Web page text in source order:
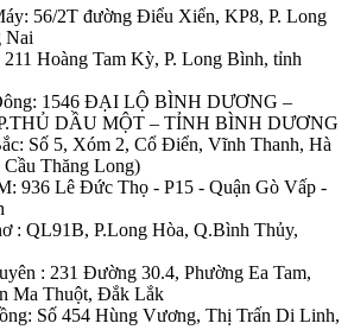
56/2T đường Điểu Xiển, KP8, P. Long
Nai
Hoàng Tam Kỳ, P. Long Bình, tỉnh
1546 ĐẠI LỘ BÌNH DƯƠNG –
DẦU MỘT – TỈNH BÌNH DƯƠNG
Số 5, Xóm 2, Cổ Điển, Vĩnh Thanh, Hà
Thăng Long)
936 Lê Đức Thọ - P15 - Quận Gò Vấp -
: QL91B, P.Long Hòa, Q.Bình Thủy,
: 231 Đường 30.4, Phường Ea Tam,
Ma Thuột, Đắk Lắk
Số 454 Hùng Vương, Thị Trấn Di Linh,